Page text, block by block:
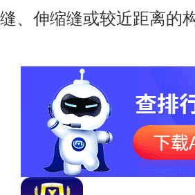
缝、伸缩缝或较近距离的